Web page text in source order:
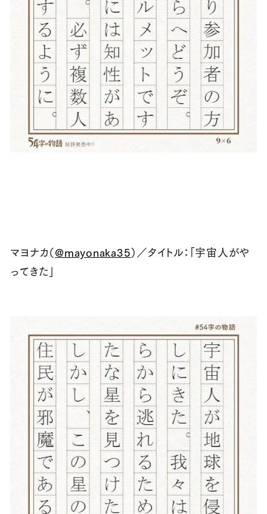
マヨナカ（@mayonaka35）／タイトル：「宇宙人がや
ってきた」